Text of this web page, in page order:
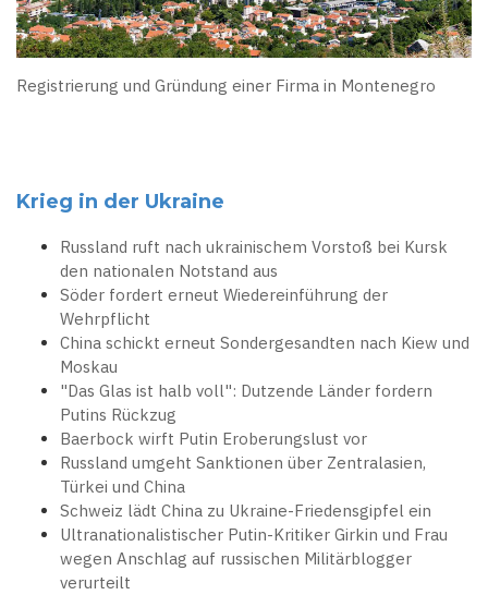
Registrierung und Gründung einer Firma in Montenegro
Krieg in der Ukraine
Russland ruft nach ukrainischem Vorstoß bei Kursk
den nationalen Notstand aus
Söder fordert erneut Wiedereinführung der
Wehrpflicht
China schickt erneut Sondergesandten nach Kiew und
Moskau
"Das Glas ist halb voll": Dutzende Länder fordern
Putins Rückzug
Baerbock wirft Putin Eroberungslust vor
Russland umgeht Sanktionen über Zentralasien,
Türkei und China
Schweiz lädt China zu Ukraine-Friedensgipfel ein
Ultranationalistischer Putin-Kritiker Girkin und Frau
wegen Anschlag auf russischen Militärblogger
verurteilt